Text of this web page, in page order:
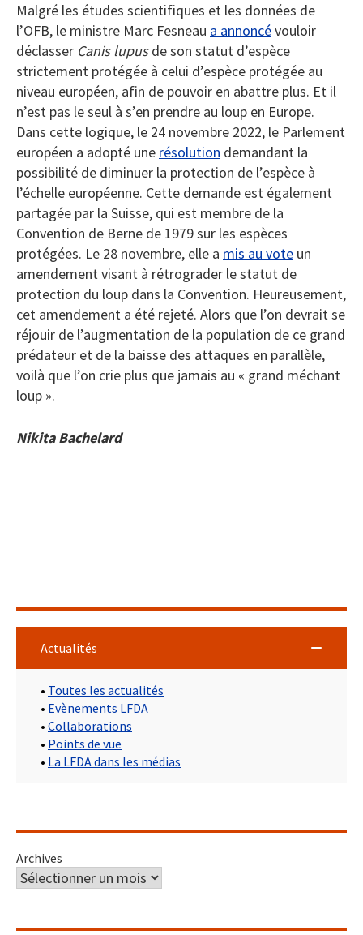
Malgré les études scientifiques et les données de
l’OFB, le ministre Marc Fesneau a annoncévouloir
déclasser Canis lupusde son statut d’espèce
strictement protégée à celui d’espèce protégée au
niveau européen, afin de pouvoir en abattre plus. Et il
n’est pas le seul à s’en prendre au loup en Europe.
Dans cette logique, le 24 novembre 2022, le Parlement
européen a adopté une résolution demandant la
possibilité de diminuer la protection de l’espèce à
l’échelle européenne. Cette demande est également
partagée par la Suisse, qui est membre de la
Convention de Berne de 1979 sur les espèces
protégées. Le 28 novembre, elle a mis au vote un
amendement visant à rétrograder le statut de
protection du loup dans la Convention. Heureusement,
cet amendement a été rejeté. Alors que l’on devrait se
réjouir de l’augmentation de la population de ce grand
prédateur et de la baisse des attaques en parallèle,
voilà que l’on crie plus que jamais au « grand méchant
loup ».
Nikita Bachelard
Actualités
• Toutes les actualités
• Evènements LFDA
• Collaborations
• Points de vue
• La LFDA dans les médias
Archives